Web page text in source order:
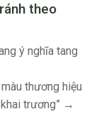
theo
ý nghĩa tang
thương hiệu
khai trương” →